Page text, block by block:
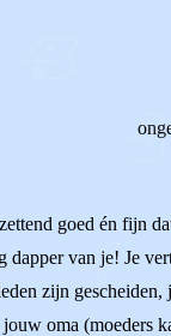
goed én fijn
dapper van je! Je
zijn gescheiden,
oma (moeders